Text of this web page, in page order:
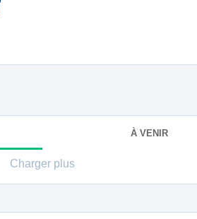
À VENIR
Charger plus